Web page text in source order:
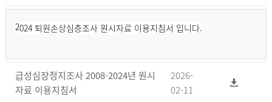
2024 퇴원손상심층조사 원시자료 이용지침서 입니다.
급성심장정지조사 2008-2024년 원시
자료 이용지침서
2026-
02-11